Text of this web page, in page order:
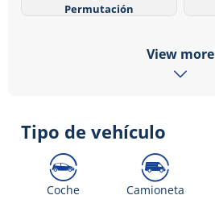
Permutación
View more
Tipo de vehículo
Coche Camioneta